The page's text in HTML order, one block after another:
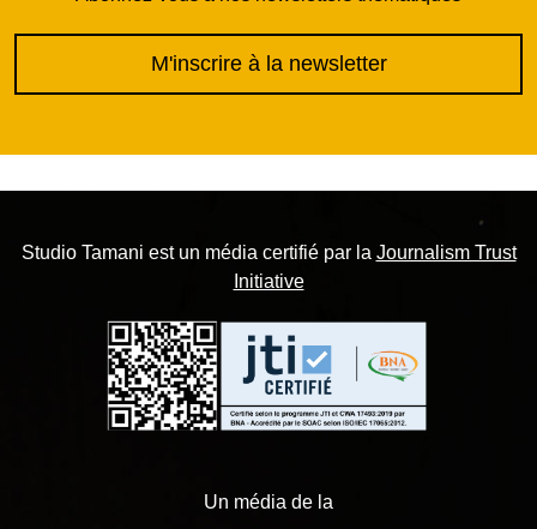
M'inscrire à la newsletter
Studio Tamani est un média certifié par la Journalism Trust
Initiative
Un média de la